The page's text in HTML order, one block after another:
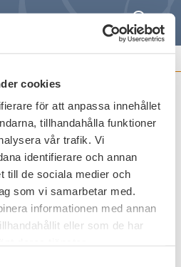
cookies
för att anpassa innehållet
tillhandahålla funktioner
vår trafik. Vi
identifierare och annan
till de sociala medier och
som vi samarbetar med.
informationen med annan
eller som de har
SökMeny
till direktiv om
2011/16/EU om
i fråga om
8)
2023